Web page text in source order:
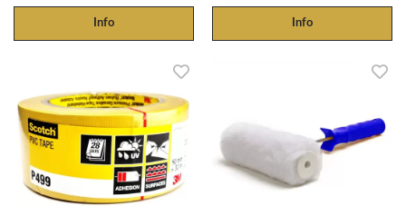
Info Info